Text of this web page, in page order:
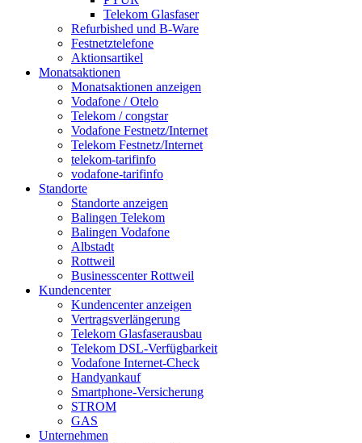
Telekom Glasfaser
Refurbished und B-Ware
Festnetztelefone
Aktionsartikel
Monatsaktionen
Monatsaktionen anzeigen
Vodafone / Otelo
Telekom / congstar
Vodafone Festnetz/Internet
Telekom Festnetz/Internet
telekom-tarifinfo
vodafone-tarifinfo
Standorte
Standorte anzeigen
Balingen Telekom
Balingen Vodafone
Albstadt
Rottweil
Businesscenter Rottweil
Kundencenter
Kundencenter anzeigen
Vertragsverlängerung
Telekom Glasfaserausbau
Telekom DSL-Verfügbarkeit
Vodafone Internet-Check
Handyankauf
Smartphone-Versicherung
STROM
GAS
Unternehmen